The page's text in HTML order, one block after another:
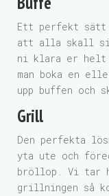
Ett perfekt sätt
att alla skall
ni klara er helt
man boka en
upp buffen och
Grill
Den perfekta
yta ute och
bröllop. Vi tar
grillningen så